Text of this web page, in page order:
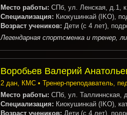
Место работы: СПб, ул. Ленская, д.1,
Специализация: Киокушинкай (IKO),
Возраст учеников: Дети (с 4 лет),
Легендарная спортсменка и тренер,
Воробьев Валерий
2 дан, КМС • Тренер-преподаватель,
Место работы: СПб, ул. Таллиннская,
Специализация: Киокушинкай (IKO),
Возраст учеников: Дети (с 4 лет),